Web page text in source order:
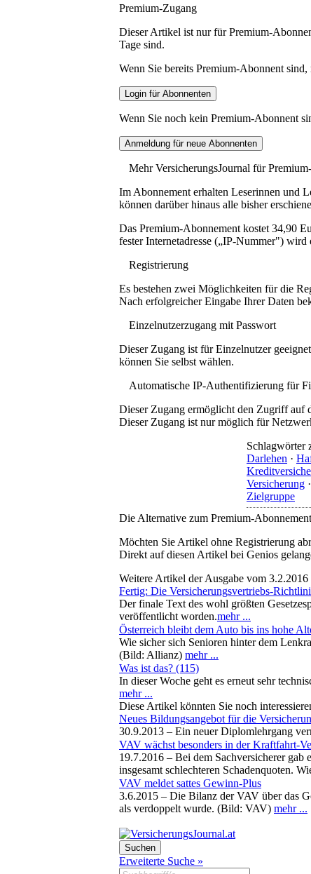
Premium-Zugang
Dieser Artikel ist nur für Premium-
Tage sind.
Wenn Sie bereits Premium-Abonnent
Wenn Sie noch kein Premium-Abonnent
Mehr VersicherungsJournal für
Im Abonnement erhalten Leserinnen und
können darüber hinaus alle bisher
Das Premium-Abonnement kostet 34,90
fester Internetadresse („IP-Nummer")
Registrierung
Es bestehen zwei Möglichkeiten für die
Nach erfolgreicher Eingabe Ihrer Daten
Einzelnutzerzugang mit Passwort
Dieser Zugang ist für Einzelnutzer
können Sie selbst wählen.
Automatische IP-Authentifizierung für
Dieser Zugang ermöglicht den Zugriff auf
Dieser Zugang ist nur möglich für
Schlagwörter
Darlehen ·
Versicherung ·
Zielgruppe
Die Alternative zum Premium-Abonnement
Möchten Sie Artikel ohne Registrierung
Direkt auf diesen Artikel bei Genios
Weitere Artikel der Ausgabe vom 3.2.2016
Fertig: Die Versicherungsvertriebs-
Der finale Text des wohl größten
veröffentlicht worden.mehr ...
Österreich bleibt dem Auto bis ins hohe
Wie sicher sich Senioren hinter dem
(Bild: Allianz) mehr ...
Was ist das? (115)
In dieser Woche geht es erneut sehr
mehr ...
Diese Artikel könnten Sie noch
Neues Bildungsangebot für die
30.9.2013 – Ein neuer Diplomlehrgang
VAV wächst besonders in der Kraftfahrt-
19.7.2016 – Bei dem Sachversicherer gab
insgesamt schlechteren Schadenquoten.
VAV meldet sattes Gewinn-Plus
3.6.2015 – Die Bilanz der VAV über das
als verdoppelt wurde. (Bild: VAV) mehr ...
Erweiterte Suche »